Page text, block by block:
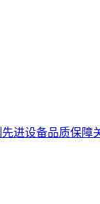
先进设备品质保障